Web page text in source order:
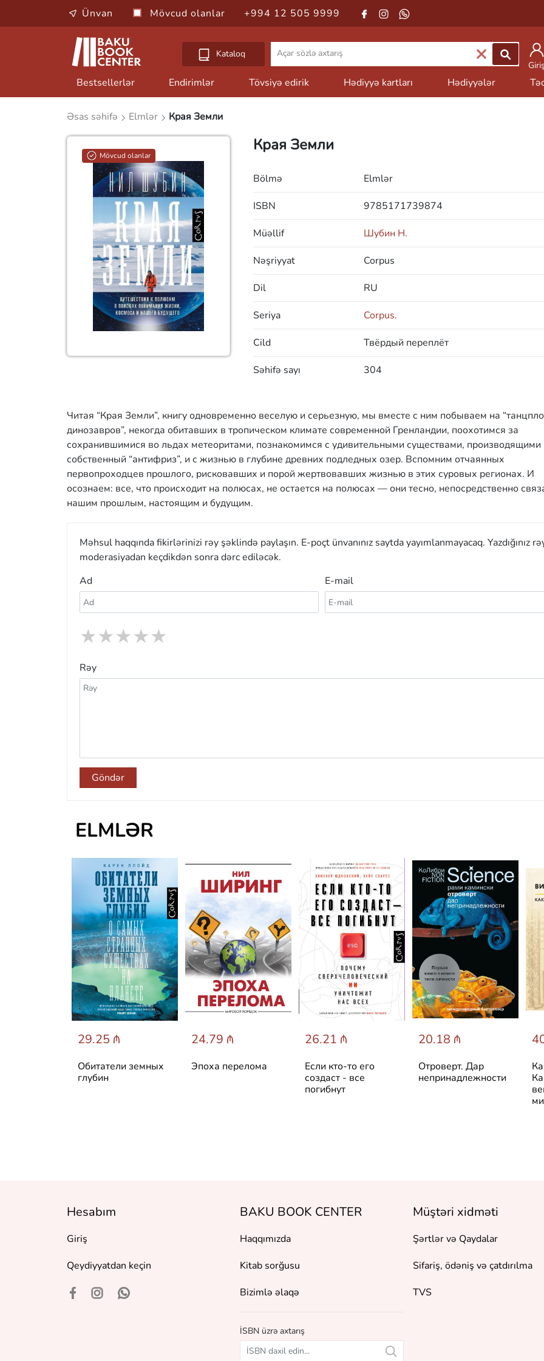
Ünvan Mövcud olanlar +994 12 505 9999
Kataloq
Giriş
Bestsellerlər Endirimlər Tövsiyə edirik Hədiyyə kartları Hədiyyələr
Əsas səhifə Elmlər Края Земли
Mövcud olanlar
Края Земли
Bölmə Elmlər
ISBN 9785171739874
Müəllif Шубин Н.
Nəşriyyat Corpus
Dil RU
Seriya Corpus.
Cild Твёрдый переплёт
Səhifə sayı 304
Читая “Края Земли”, книгу одновременно веселую и серьезную, мы вместе с ним побываем на
динозавров”, некогда обитавших в тропическом климате современной Гренландии, поохотимся за
сохранившимися во льдах метеоритами, познакомимся с удивительными существами, производящими
собственный “антифриз”, и с жизнью в глубине древних подледных озер. Вспомним отчаянных
первопроходцев прошлого, рисковавших и порой жертвовавших жизнью в этих суровых регионах. И
осознаем: все, что происходит на полюсах, не остается на полюсах — они тесно, непосредственно
нашим прошлым, настоящим и будущим.
Məhsul haqqında fikirlərinizi rəy şəklində paylaşın. E-poçt ünvanınız saytda yayımlanmayacaq. Yazdığınız
moderasiyadan keçdikdən sonra dərc ediləcək.
Ad
E-mail
★
★
★
★
★
Rəy
Göndər
ELMLƏR
29.25 ₼
Обитатели земных
глубин
24.79 ₼
Эпоха перелома
26.21 ₼
Если кто-то его
создаст - все
погибнут
20.18 ₼
Отроверт. Дар
непринадлежности
Hesabım
Giriş
Qeydiyyatdan keçin
BAKU BOOK CENTER
Haqqımızda
Kitab sorğusu
Bizimlə əlaqə
İSBN üzrə axtarış
Müştəri xidməti
Şərtlər və Qaydalar
Sifariş, ödəniş və çatdırılma
TVS